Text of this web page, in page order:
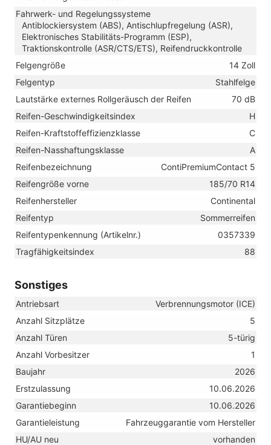
Fahrwerk- und Regelungssysteme
Antiblockiersystem (ABS), Antischlupfregelung (ASR),
Elektronisches Stabilitäts-Programm (ESP),
Traktionskontrolle (ASR/CTS/ETS), Reifendruckkontrolle
Felgengröße
14 Zoll
Felgentyp
Stahlfelge
Lautstärke externes Rollgeräusch der Reifen
70 dB
Reifen-Geschwindigkeitsindex
H
Reifen-Kraftstoffeffizienzklasse
C
Reifen-Nasshaftungsklasse
A
Reifenbezeichnung
ContiPremiumContact 5
Reifengröße vorne
185/70 R14
Reifenhersteller
Continental
Reifentyp
Sommerreifen
Reifentypenkennung (Artikelnr.)
0357339
Tragfähigkeitsindex
88
Sonstiges
Antriebsart
Verbrennungsmotor (ICE)
Anzahl Sitzplätze
5
Anzahl Türen
5-türig
Anzahl Vorbesitzer
1
Baujahr
2026
Erstzulassung
10.06.2026
Garantiebeginn
10.06.2026
Garantieleistung
Fahrzeuggarantie vom Hersteller
HU/AU neu
vorhanden